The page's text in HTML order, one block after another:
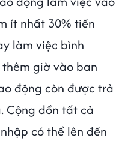
ít nhất 30% tiền
làm việc bình
giờ vào ban
động còn được trả
Cộng dồn tất cả
có thể lên đến